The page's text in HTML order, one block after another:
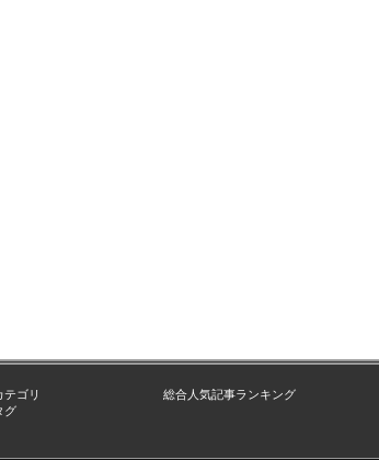
ゴリ
グ
総合人気記事ランキング